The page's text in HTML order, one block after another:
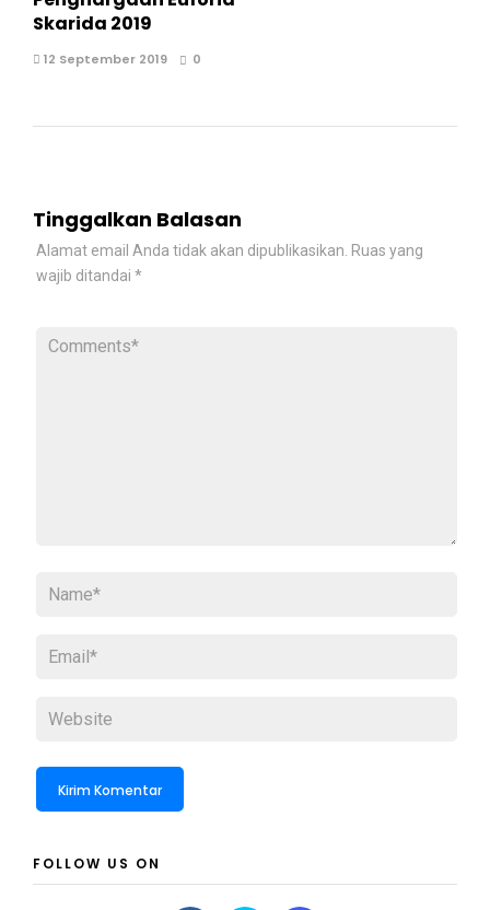
Skarida 2019
12 September 2019 0
Tinggalkan Balasan
Alamat email Anda tidak akan dipublikasikan. Ruas yang
wajib ditandai *
FOLLOW US ON